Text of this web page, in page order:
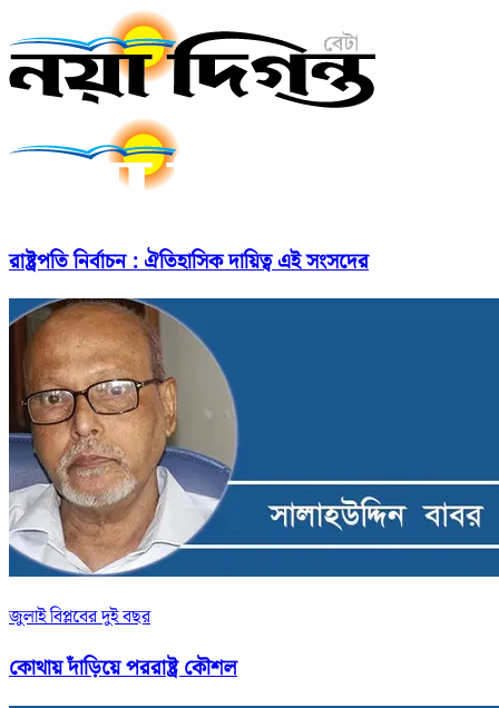
রাষ্ট্রপতি নির্বাচন : ঐতিহাসিক দায়িত্ব এই সংসদের
জুলাই বিপ্লবের দুই বছর
কোথায় দাঁড়িয়ে পররাষ্ট্র কৌশল